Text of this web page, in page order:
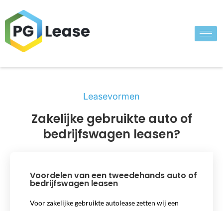
Leasevormen
Zakelijke gebruikte auto of
bedrijfswagen leasen?
Voordelen van een tweedehands auto of
bedrijfswagen leasen
Voor zakelijke gebruikte autolease zetten wij een